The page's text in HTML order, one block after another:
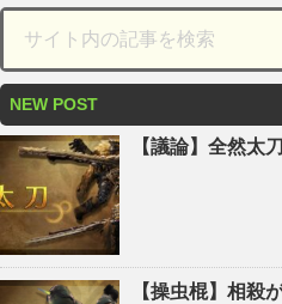
NEW POST
【議論】全然太
【操虫棍】相殺